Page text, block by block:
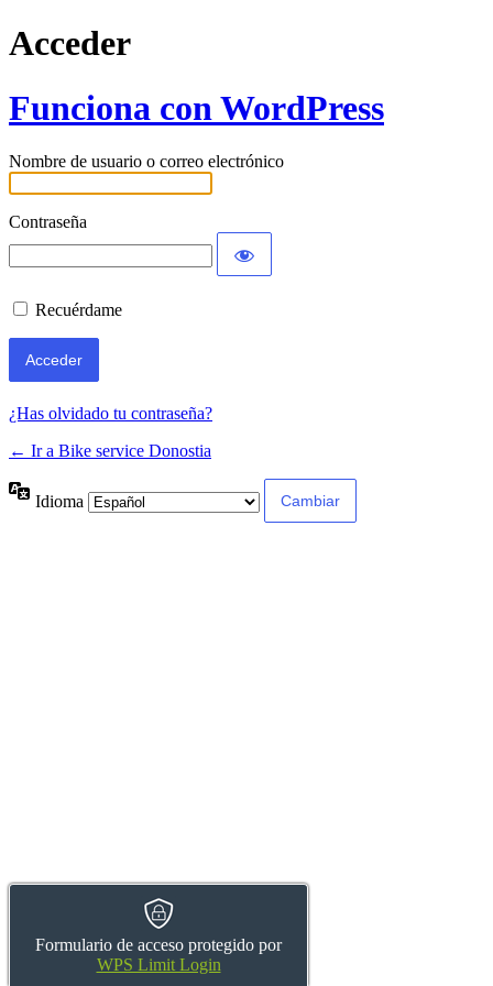
Acceder
Funciona con WordPress
Nombre de usuario o correo electrónico
Contraseña
Formulario de acceso protegido por
WPS Limit Login
Recuérdame
¿Has olvidado tu contraseña?
← Ir a Bike service Donostia
Idioma